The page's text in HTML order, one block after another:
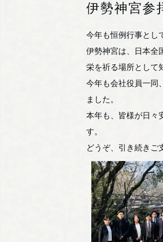
伊勢神宮参
今年も恒例行事とし
伊勢神宮は、日本全
栄を祈る場所として
今年も会社役員一同
ました。
本年も、皆様が日々
す。
どうぞ、引き続きご